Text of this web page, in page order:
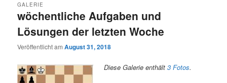
wöchentliche Aufgaben und
Lösungen der letzten Woche
GALERIE
Veröffentlicht amAugust 31, 2018
Diese Galerie enthält3 Fotos.